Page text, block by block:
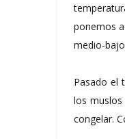
ponemos
medio-
Pasado el
los
congelar.